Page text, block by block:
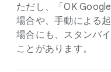
ただし、​「OK
場合や、​手動に​よる​
場合にも、​スタンバ
ことがあります。